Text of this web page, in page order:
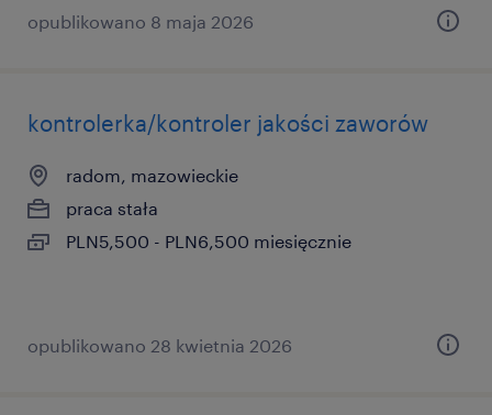
opublikowano 8 maja 2026
kontrolerka/kontroler jakości zaworów
radom, mazowieckie
praca stała
PLN5,500 - PLN6,500 miesięcznie
opublikowano 28 kwietnia 2026